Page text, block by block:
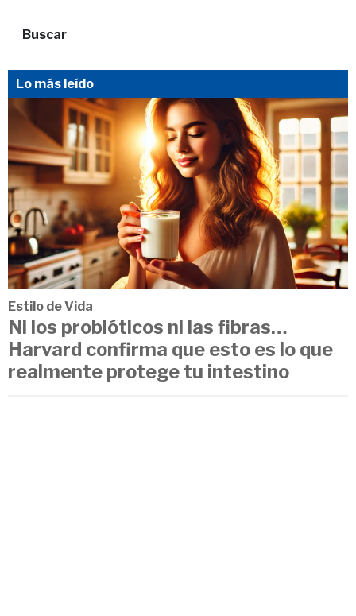
Buscar
Lo más leído
Estilo de Vida
Ni los probióticos ni las fibras…
Harvard confirma que esto es lo que
realmente protege tu intestino